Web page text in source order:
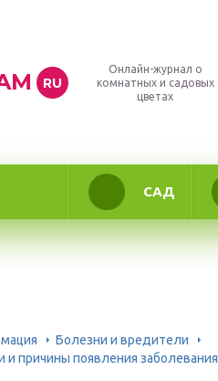
RU
Онлайн-журнал о
комнатных и садовых
цветах
САД
Болезни и вредители
причины появления заболевания